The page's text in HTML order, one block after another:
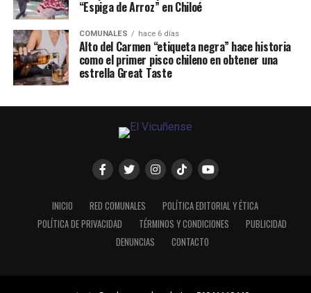
“Espiga de Arroz” en Chiloé
COMUNALES hace 6 días
Alto del Carmen “etiqueta negra” hace historia
como el primer pisco chileno en obtener una
estrella Great Taste
INICIO RED COMUNALES
POLÍTICA EDITORIAL Y ÉTICA
POLÍTICA DE PRIVACIDAD
TÉRMINOS Y CONDICIONES
PUBLICIDAD
DENUNCIAS
CONTACTO